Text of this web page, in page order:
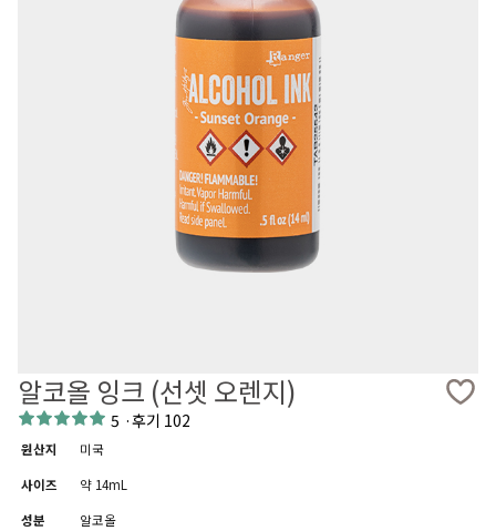
알코올 잉크 (선셋 오렌지)
5 ·후기 102
원산지
미국
사이즈
약 14mL
성분
알코올